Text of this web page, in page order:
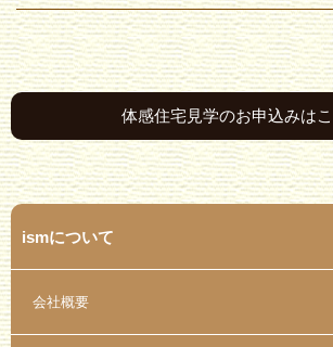
体感住宅見学のお申込みは
ismについて
会社概要